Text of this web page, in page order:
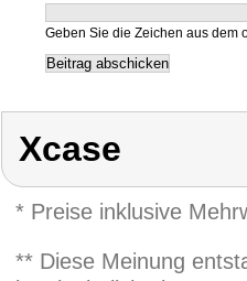
Geben Sie die Zeichen aus dem
Xcase
* Preise inklusive
** Diese Meinung